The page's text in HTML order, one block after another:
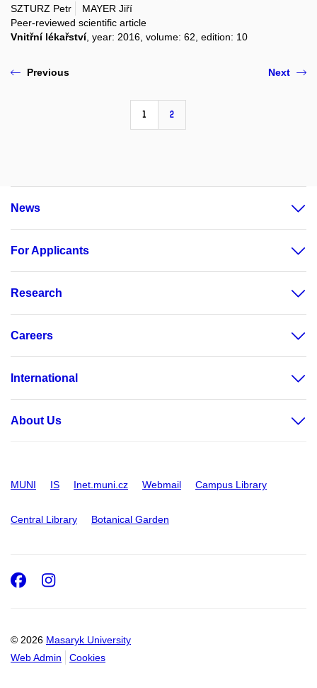
SZTURZ Petr
MAYER Jiří
Peer-reviewed scientific article
Vnitřní lékařství, year: 2016, volume: 62, edition: 10
Previous
1 2
Next
News
For Applicants
Research
Careers
International
About Us
MUNI IS Inet.muni.cz Webmail Campus Library
Central Library Botanical Garden
© 2026 Masaryk University
Web Admin
Cookies
Facebook
Instagram